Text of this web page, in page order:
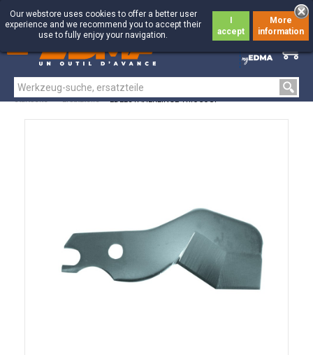
0
0
Our webstore uses cookies to offer a better user
experience and we recommend you to accept their
use to fully enjoy your navigation.
accept
More
information
Startseite > Ersatzteile > EDELSTAHLKLINGE TRIOCOUP